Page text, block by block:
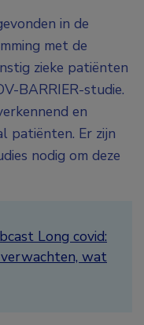
in de
met de
zieke patiënten
BARRIER-studie.
en
patiënten. Er zijn
nodig om deze
Long covid:
wat